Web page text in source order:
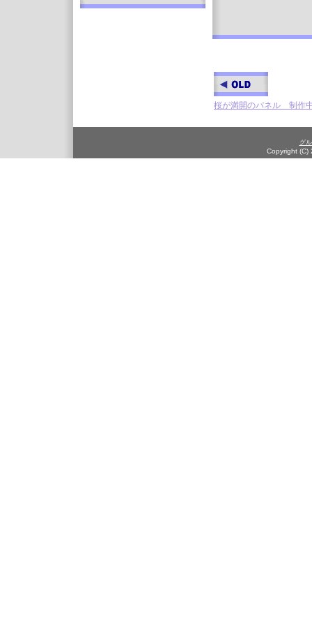
桜が満開のパネル 制作
グ
Copyright (C)